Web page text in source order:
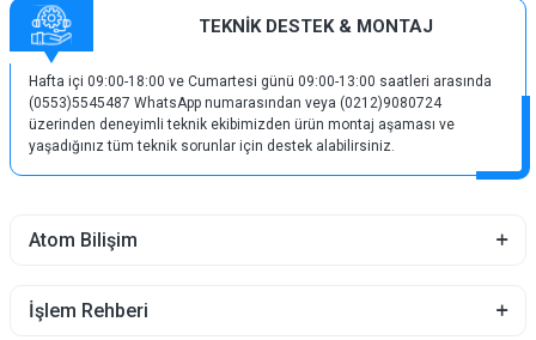
TEKNİK DESTEK & MONTAJ
Hafta içi 09:00-18:00 ve Cumartesi günü 09:00-13:00 saatleri arasında
(0553)5545487 WhatsApp numarasından veya (0212)9080724
üzerinden deneyimli teknik ekibimizden ürün montaj aşaması ve
yaşadığınız tüm teknik sorunlar için destek alabilirsiniz.
Atom Bilişim
İşlem Rehberi